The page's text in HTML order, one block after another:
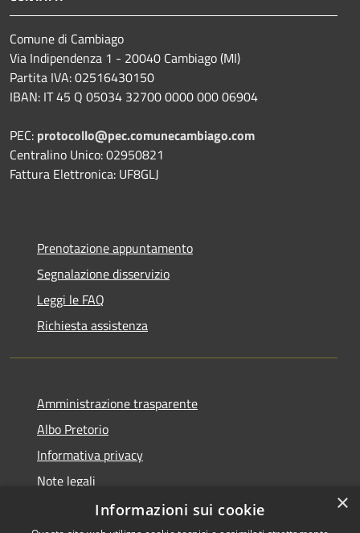
Comune di Cambiago
Via Indipendenza 1 - 20040 Cambiago (MI)
Partita IVA: 02516430150
IBAN: IT 45 Q 05034 32700 0000 000 06904
PEC: protocollo@pec.comunecambiago.com
Centralino Unico: 02950821
Fattura Elettronica: UF8GLJ
Prenotazione appuntamento
Segnalazione disservizio
Leggi le FAQ
Richiesta assistenza
Amministrazione trasparente
Albo Pretorio
Informativa privacy
Note legali
Dichiarazione di accessibilità
×
Informazioni sui cookie